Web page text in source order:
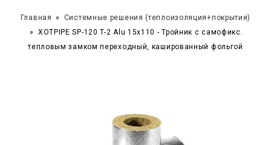
Главная
Системные решения (теплоизоляция+покрытия)
XOTPIPE SP-120 T-2 Alu 15x110 - Тройник c самофикс.
тепловым замком переходный, кашированный фольгой